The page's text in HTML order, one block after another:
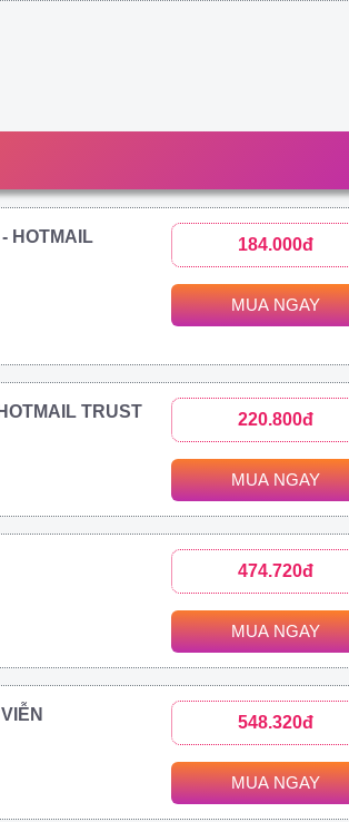
HOTMAIL
184.000đ
MUA NGAY
TRUST 220.800đ
MUA NGAY
474.720đ
MUA NGAY
548.320đ
MUA NGAY